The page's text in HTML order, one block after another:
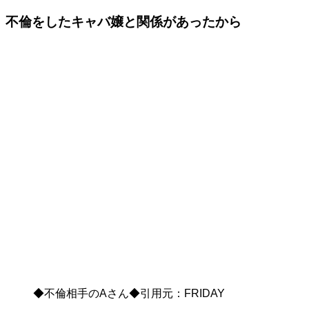
不倫をしたキャバ嬢と関係があったから
◆不倫相手のAさん◆引用元：FRIDAY